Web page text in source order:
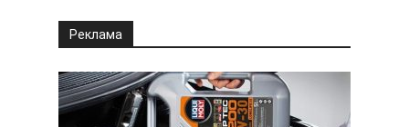
Реклама